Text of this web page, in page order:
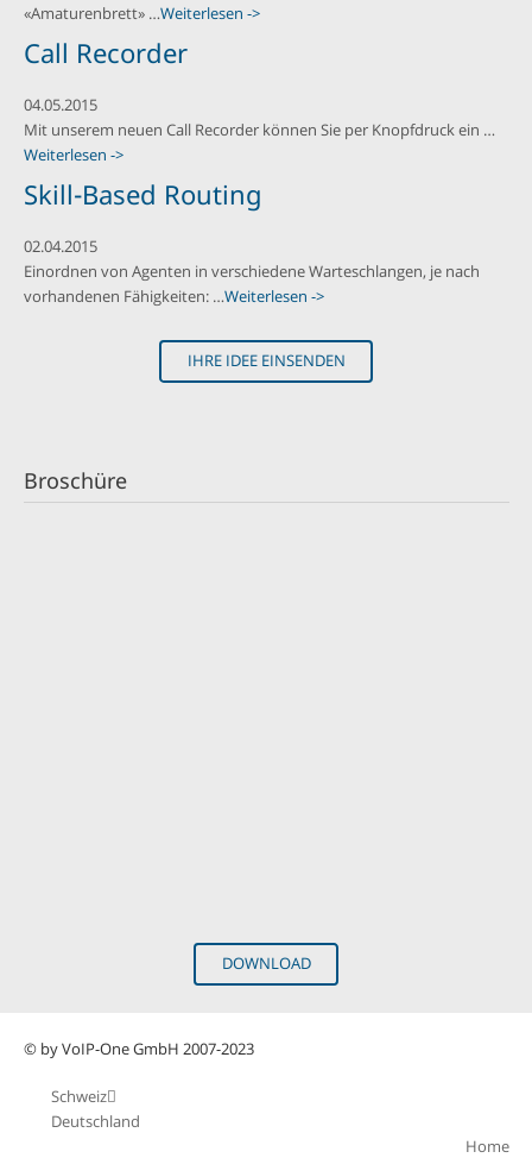
«Amaturenbrett» …Weiterlesen ->
Call Recorder
04.05.2015
Mit unserem neuen Call Recorder können Sie per Knopfdruck ein …
Weiterlesen ->
Skill-Based Routing
02.04.2015
Einordnen von Agenten in verschiedene Warteschlangen, je nach
vorhandenen Fähigkeiten: …Weiterlesen ->
IHRE IDEE EINSENDEN
Broschüre
DOWNLOAD
© by VoIP-One GmbH 2007-2023
Schweiz
Deutschland
Home